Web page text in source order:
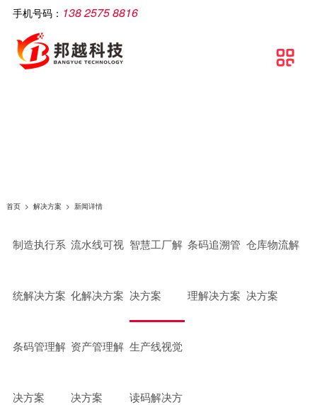
手机号码： 138 2575 8816
公司简介
关于邦越
智慧工厂
智慧工厂理论介绍
解决方案
制造执行系统解决方案
生产线视觉读码解决方案
软件产品
移动生产报工系统
wms智能仓储管理系统
智能制造mes执行系统
相关产品
智能打印机
服务支持
服务支持
文章资讯
实施方案
联系我们
联系方式

首页 > 解决方案 > 新闻详情
制造执行系
统解决方案
流水线可视
化解决方案
智慧工厂解
决方案
条码追溯管
理解决方案
仓库物流解
决方案
条码管理解
决方案
资产管理解
决方案
生产线视觉
读码解决方